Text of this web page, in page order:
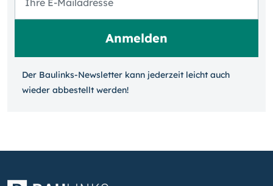
Der Baulinks-Newsletter kann jeder­zeit leicht auch
wieder ab­bestellt werden!